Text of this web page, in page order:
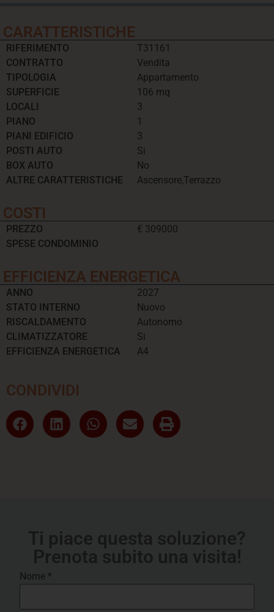
CARATTERISTICHE
RIFERIMENTO
CONTRATTO
TIPOLOGIA
SUPERFICIE
LOCALI
PIANO
PIANI EDIFICIO
POSTI AUTO
BOX AUTO
ALTRE CARATTERISTICHE
T31161
Vendita
Appartamento
106 mq
3
1
3
Si
No
Ascensore,Terrazzo
COSTI
PREZZO
SPESE CONDOMINIO
€ 309000
EFFICIENZA ENERGETICA
ANNO
STATO INTERNO
RISCALDAMENTO
CLIMATIZZATORE
EFFICIENZA ENERGETICA
2027
Nuovo
Autonomo
Si
A4
CONDIVIDI
Ti piace questa soluzione?
Prenota subito una visita!
Nome *